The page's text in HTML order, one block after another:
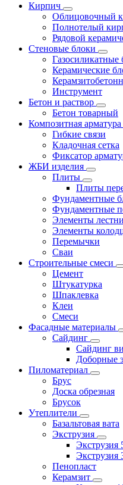
Кирпич
Облицовочный
Полнотелый
Рядовой
Стеновые блоки
Газосиликатные
Керамические
Инструмент
Бетон и раствор
Бетон товарный
Композитная арматура
Гибкие связи
Кладочная сетка
Фиксатор
ЖБИ изделия
Плиты
Плиты
Фундаментные
Фундаментные
Элементы
Элементы
Перемычки
Сваи
Строительные смеси
Цемент
Штукатурка
Шпаклевка
Клеи
Смеси
Фасадные материалы
Сайдинг
Сайдинг
Доборные
Пиломатериал
Брус
Доска обрезная
Брусок
Утеплители
Базальтовая вата
Экструзия
Экструзия
Экструзия
Пенопласт
Керамзит